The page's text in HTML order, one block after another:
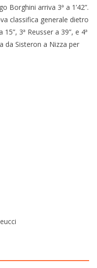
Borghini arriva 3ª a 1’42”.
classifica generale dietro
3ª Reusser a 39”, e 4ª
da Sisteron a Nizza per